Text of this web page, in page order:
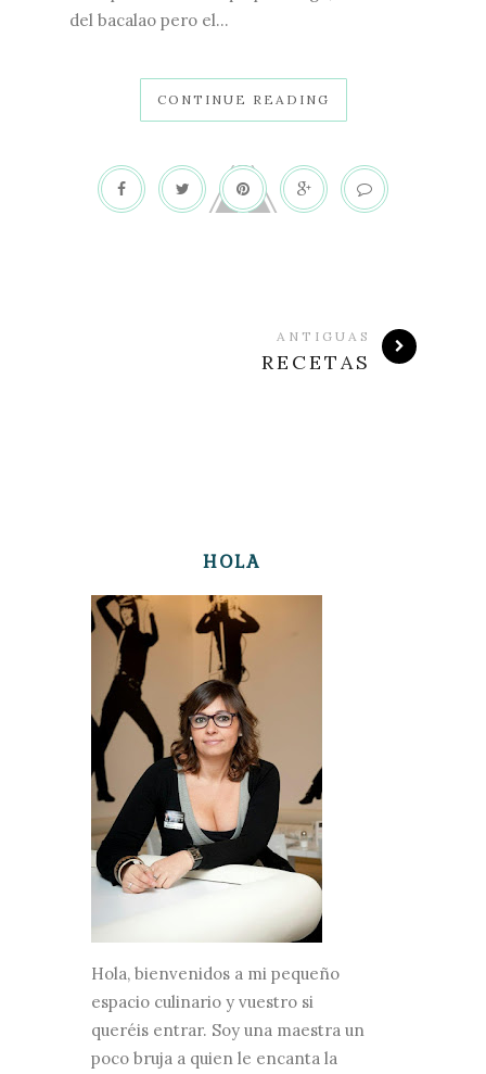
del bacalao pero el...
CONTINUE READING
ANTIGUAS
RECETAS
HOLA
Hola, bienvenidos a mi pequeño
espacio culinario y vuestro si
queréis entrar. Soy una maestra un
poco bruja a quien le encanta la